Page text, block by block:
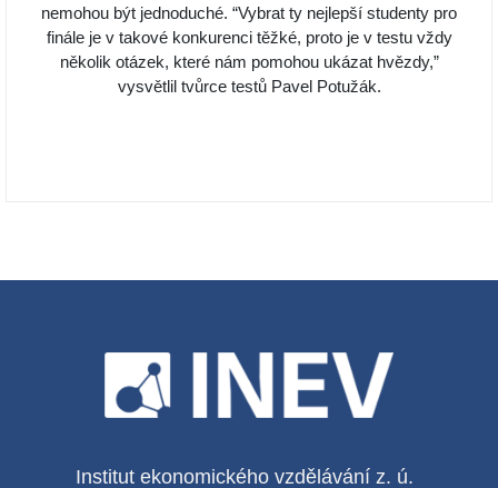
nemohou být jednoduché. “Vybrat ty nejlepší studenty pro
finále je v takové konkurenci těžké, proto je v testu vždy
několik otázek, které nám pomohou ukázat hvězdy,”
vysvětlil tvůrce testů Pavel Potužák.
Institut ekonomického vzdělávání z. ú.